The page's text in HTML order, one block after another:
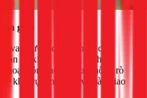
giao
van nước, cấp điện và cho
để kiểm tra toàn bộ hệ
hoạt động hoàn hảo, không rò
sẽ khu vực thi công và bàn giao